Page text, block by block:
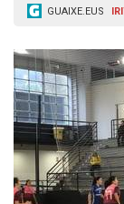
GUAIXE.EUS